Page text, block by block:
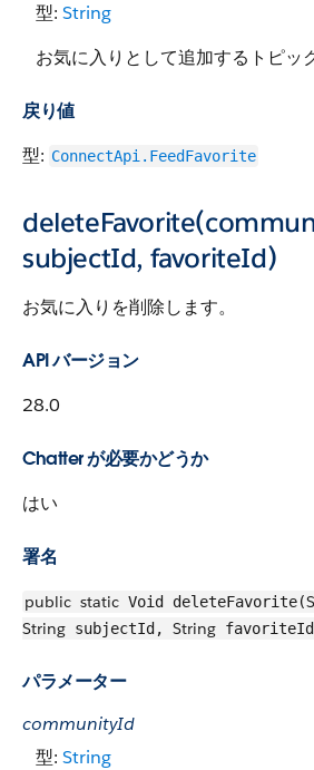
型: String
お気に入りとして追加するトピッ
戻り値
型: ConnectApi.FeedFavorite
subjectId, favoriteId)
お気に入りを削除します。
API バージョン
28.0
Chatter が必要かどうか
はい
署名
public static Void deleteFavorite(
String subjectId, String
パラメーター
communityId
型: String